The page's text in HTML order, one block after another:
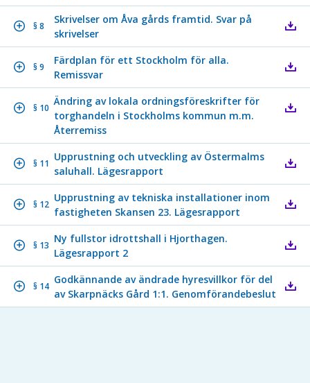
§ 8
Skrivelser om Åva gårds framtid. Svar på
skrivelser
§ 9
Färdplan för ett Stockholm för alla.
Remissvar
§ 10
Ändring av lokala ordningsföreskrifter för
torghandeln i Stockholms kommun m.m.
Återremiss
§ 11
Upprustning och utveckling av Östermalms
saluhall. Lägesrapport
§ 12
Upprustning av tekniska installationer inom
fastigheten Skansen 23. Lägesrapport
§ 13
Ny fullstor idrottshall i Hjorthagen.
Lägesrapport 2
§ 14
Godkännande av ändrade hyresvillkor för del
av Skarpnäcks Gård 1:1. Genomförandebeslut